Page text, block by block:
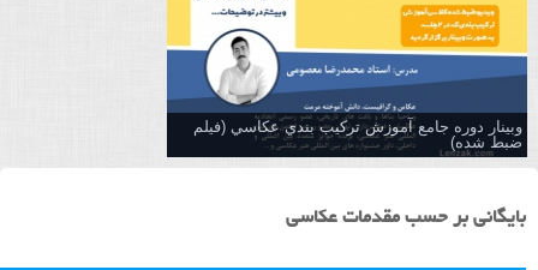
وبینار دوره جامع آموزش تركيب بندي عكاسي (فیلم
ضبط شده)
بایگانی بر حسب مقدمات عکاسی